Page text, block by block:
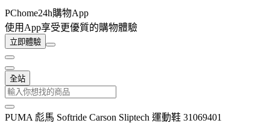
PChome24h購物App
使用App享受更優質的購物體驗
立即體驗
全站
PUMA 彪馬 Softride Carson Sliptech 運動鞋 31069401